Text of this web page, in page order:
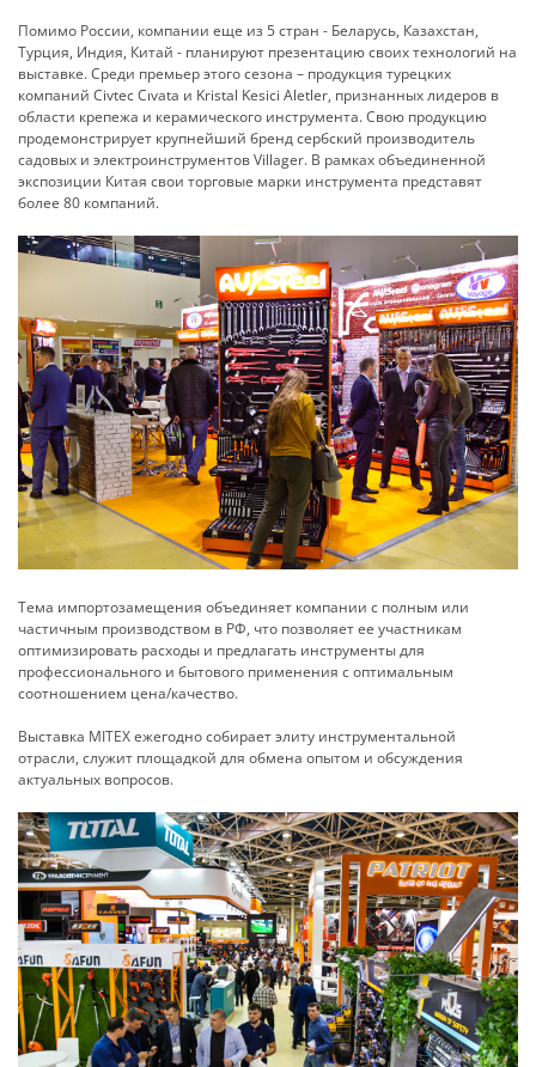
Помимо России, компании еще из 5 стран - Беларусь, Казахстан,
Турция, Индия, Китай - планируют презентацию своих технологий на
выставке. Среди премьер этого сезона – продукция турецких
компаний Civtec Cıvata и Kristal Kesici Aletler, признанных лидеров в
области крепежа и керамического инструмента. Свою продукцию
продемонстрирует крупнейший бренд сербский производитель
садовых и электроинструментов Villager. В рамках объединенной
экспозиции Китая свои торговые марки инструмента представят
более 80 компаний.
Тема импортозамещения объединяет компании с полным или
частичным производством в РФ, что позволяет ее участникам
оптимизировать расходы и предлагать инструменты для
профессионального и бытового применения с оптимальным
соотношением цена/качество.
Выставка MITEX ежегодно собирает элиту инструментальной
отрасли, служит площадкой для обмена опытом и обсуждения
актуальных вопросов.